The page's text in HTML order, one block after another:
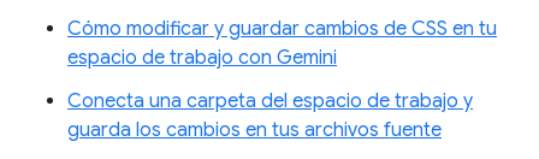
Cómo modificar y guardar cambios de CSS en tu
espacio de trabajo con Gemini
Conecta una carpeta del espacio de trabajo y
guarda los cambios en tus archivos fuente